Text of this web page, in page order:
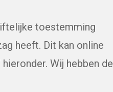
toestemming
heeft. Dit kan online
Wij hebben de